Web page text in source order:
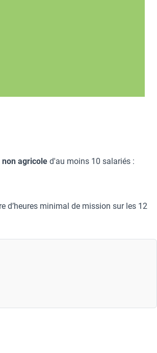
non agricole d'au moins 10 salariés :
d’heures minimal de mission sur les 12